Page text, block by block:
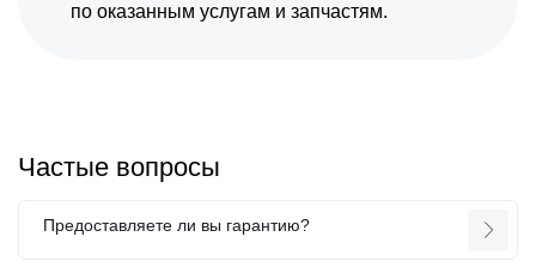
по оказанным услугам и запчастям.
Частые вопросы
Предоставляете ли вы гарантию?